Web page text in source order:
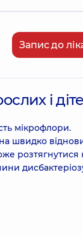
Запис до
і
мікрофлори.
швидко
розтягнутися